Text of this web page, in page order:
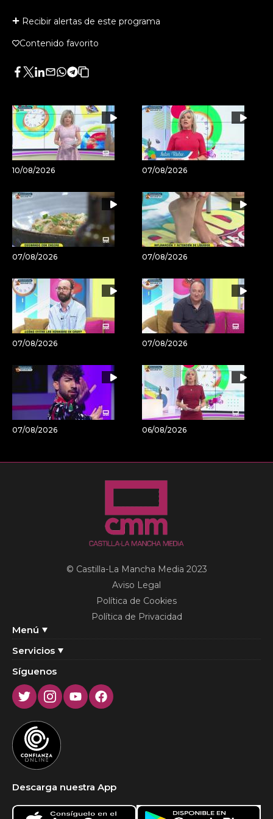
Recibir alertas de este programa
Contenido favorito
Facebook
Twitter
LinkedIn
Enviar
Whatsapp
Telegram
Copiar
artículo
10/08/2026 07/08/2026
07/08/2026 07/08/2026
07/08/2026 07/08/2026
07/08/2026 06/08/2026
Menú
Servicios
© Castilla-La Mancha Media 2023
Aviso Legal
Política de Cookies
Política de Privacidad
Síguenos
TwitterInstagram
YoutubeFacebook
Descarga nuestra App